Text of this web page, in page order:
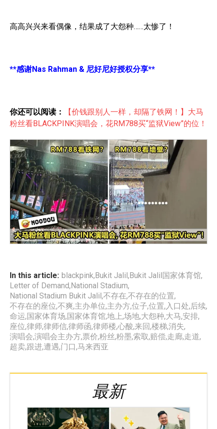
高高兴兴来看偶像，结果成了大怨种……太惨了！
**感谢Nas Rahman & 尼好尼好授权分享**
你还可以阅读：
【价钱跟别人一样，却隔了铁网！】大马
粉丝看BLACKPINK演唱会，花RM788买“监狱View”的位！
In this article: blackpink,Bukit Jalil,Bukit Jalil国家体育馆,
Letter of Demand,National Stadium,
National Stadium Bukit Jalil,不存在,不存在的位置,
不存在的座位,不爽,主办单位,主办方,位子,位置,入口处,后续,
命运,国家体育场,国家体育馆,地上,场地,大怨种,大马,安排,
座位,律师,律师信,律师函,律师楼,心酸,来回,楼梯,消失,
演唱会,演唱会主办方,票价,粉丝,粉墨,索取,赔偿,走廊,走道,
超卖,跟进,遭遇,门口,马来西亚
最新